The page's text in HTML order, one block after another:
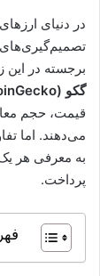
در دنیای
تصمیم‌گیری‌های
برجسته در این
گکو (CoinGecko)
قیمت، حجم
می‌دهند. اما
به معرفی هر
پرداخت.